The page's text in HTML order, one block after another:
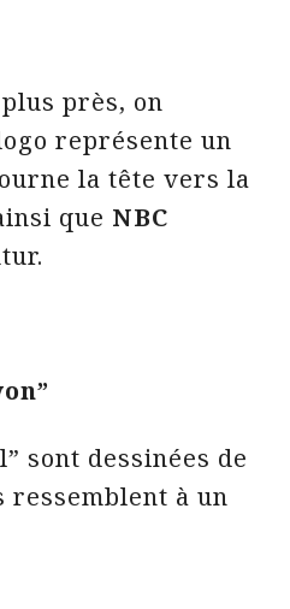
près, on
représente un
la tête vers la
que NBC
sont dessinées de
ressemblent à un